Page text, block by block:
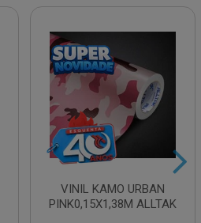
VINIL KAMO URBAN
PINK0,15X1,38M ALLTAK